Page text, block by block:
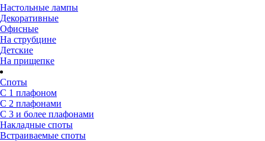
Настольные лампы
Декоративные
Офисные
На струбцине
Детские
На прищепке
Споты
С 1 плафоном
С 2 плафонами
С 3 и более плафонами
Накладные споты
Встраиваемые споты